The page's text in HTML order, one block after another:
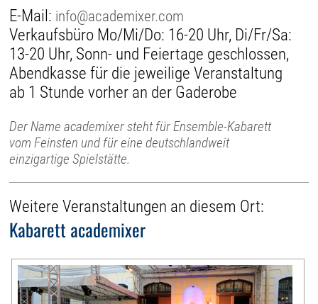
E-Mail: info@academixer.com
Verkaufsbüro Mo/Mi/Do: 16-20 Uhr, Di/Fr/Sa:
13-20 Uhr, Sonn- und Feiertage geschlossen,
Abendkasse für die jeweilige Veranstaltung
ab 1 Stunde vorher an der Gaderobe
Der Name academixer steht für Ensemble-Kabarett
vom Feinsten und für eine deutschlandweit
einzigartige Spielstätte.
Weitere Veranstaltungen an diesem Ort:
Kabarett academixer